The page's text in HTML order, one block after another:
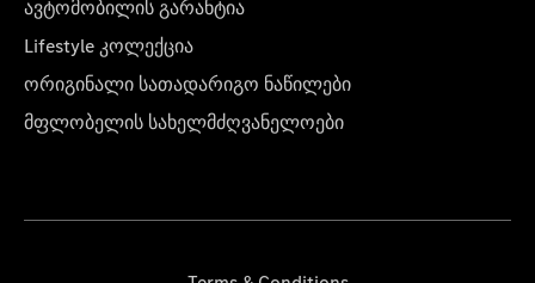
ავტომობილის გარანტია
Lifestyle კოლექცია
ორიგინალი სათადარიგო ნაწილები
მფლობელის სახელმძღვანელოები